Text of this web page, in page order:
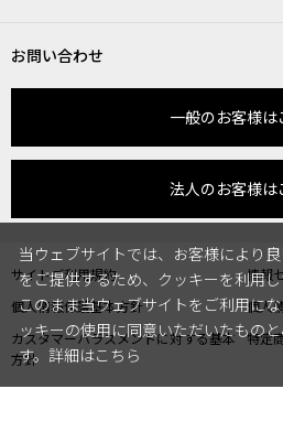
お問い合わせ
一般のお客様は
法人のお客様は
サイトご利用規約
情報
個人情報保護基本方針
個人
カスタマーハラスメントに対する基本
方針
特定
当ウェブサイトでは、お客様により
をご提供するため、クッキーを利用
このまま当ウェブサイトをご利用に
ッキーの使用に同意いただいたもの
す。 詳細はこちら